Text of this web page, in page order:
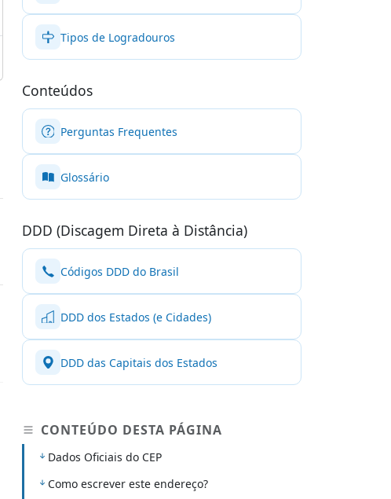
Tipos de Logradouros
Conteúdos
Perguntas Frequentes
Glossário
DDD (Discagem Direta à Distância)
Códigos DDD do Brasil
DDD dos Estados (e Cidades)
DDD das Capitais dos Estados
CONTEÚDO DESTA PÁGINA
Dados Oficiais do CEP
Como escrever este endereço?